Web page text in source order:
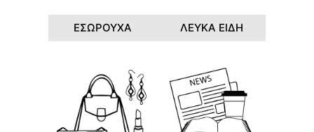
ΕΣΩΡΟΥΧΑ ΛΕΥΚΑ ΕΙΔΗ